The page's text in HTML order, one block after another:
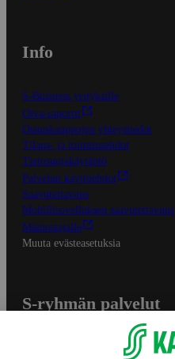
Info
S-Business yrityksille
Oiva-raportit
Osuuskauppojen yhteystiedot
Tilaus- ja toimitusehdot
Tietosuojakäytäntö
Palvelun käyttöehdot
Saavutettavuus
Mobiilisovelluksen saavutettavuus
Mainostajalle
Muuta evästeasetuksia
S-ryhmän palvelut